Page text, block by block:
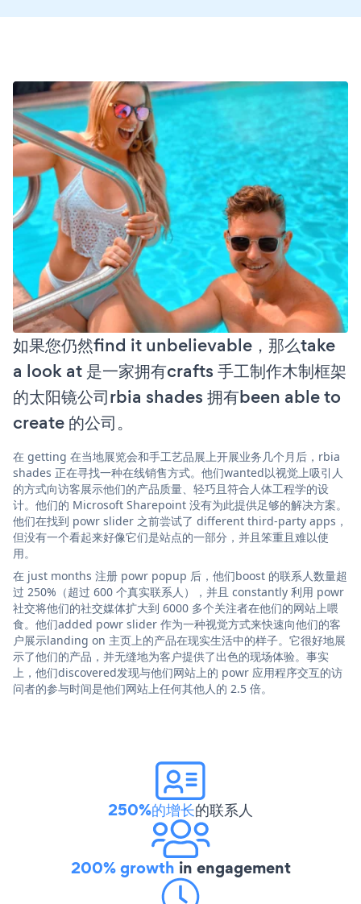
如果您仍然find it unbelievable，那么take
a look at 是一家拥有crafts 手工制作木制框架
的太阳镜公司rbia shades 拥有been able to
create 的公司。
在 getting 在当地展览会和手工艺品展上开展业务几个月后，rbia
shades 正在寻找一种在线销售方式。他们wanted以视觉上吸引人
的方式向访客展示他们的产品质量、轻巧且符合人体工程学的设
计。他们的 Microsoft Sharepoint 没有为此提供足够的解决方案。
他们在找到 powr slider 之前尝试了 different third-party apps，
但没有一个看起来好像它们是站点的一部分，并且笨重且难以使
用。
在 just months 注册 powr popup 后，他们boost 的联系人数量超
过 250%（超过 600 个真实联系人），并且 constantly 利用 powr
社交将他们的社交媒体扩大到 6000 多个关注者在他们的网站上喂
食。他们added powr slider 作为一种视觉方式来快速向他们的客
户展示landing on 主页上的产品在现实生活中的样子。它很好地展
示了他们的产品，并无缝地为客户提供了出色的现场体验。事实
上，他们discovered发现与他们网站上的 powr 应用程序交互的访
问者的参与时间是他们网站上任何其他人的 2.5 倍。
250%的增长的联系人
200% growth in engagement